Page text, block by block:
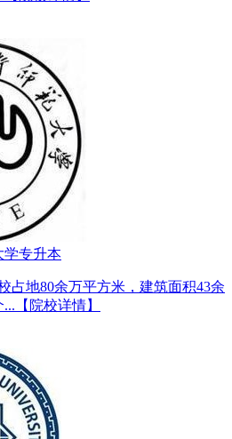
学专升本
占地80余万平方米，建筑面积43余
... 【院校详情】